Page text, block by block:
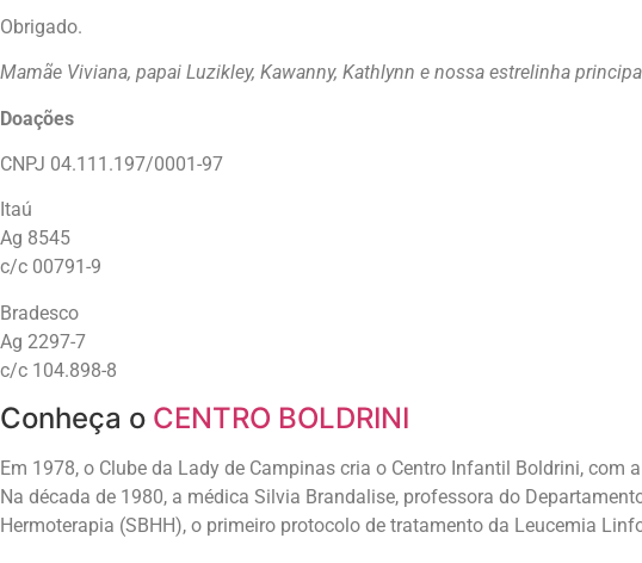
Obrigado.
Mamãe Viviana, papai Luzikley, Kawanny, Kathlynn e nossa estrelinha
Doações
CNPJ 04.111.197/0001-97
Itaú
Ag 8545
c/c 00791-9
Bradesco
Ag 2297-7
c/c 104.898-8
Conheça o CENTRO BOLDRINI
Em 1978, o Clube da Lady de Campinas cria o Centro Infantil Boldrini,
Na década de 1980, a médica Silvia Brandalise, professora do
Hermoterapia (SBHH), o primeiro protocolo de tratamento da Leucemia